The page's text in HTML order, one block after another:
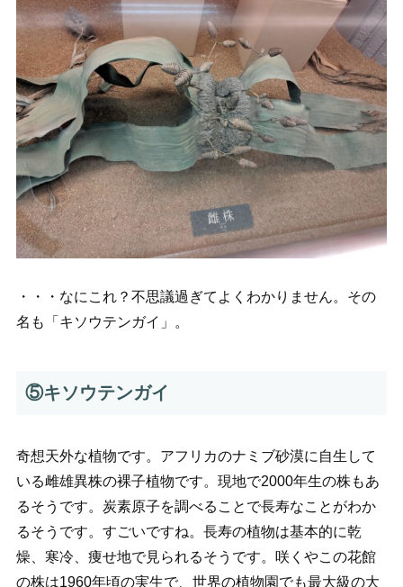
・・・なにこれ？不思議過ぎてよくわかりません。その
名も「キソウテンガイ」。
⑤キソウテンガイ
奇想天外な植物です。アフリカのナミブ砂漠に自生して
いる雌雄異株の裸子植物です。現地で2000年生の株もあ
るそうです。炭素原子を調べることで長寿なことがわか
るそうです。すごいですね。長寿の植物は基本的に乾
燥、寒冷、痩せ地で見られるそうです。咲くやこの花館
の株は1960年頃の実生で、世界の植物園でも最大級の大